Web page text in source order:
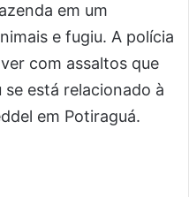
em um
e fugiu. A polícia
com assaltos que
está relacionado à
em Potiraguá.